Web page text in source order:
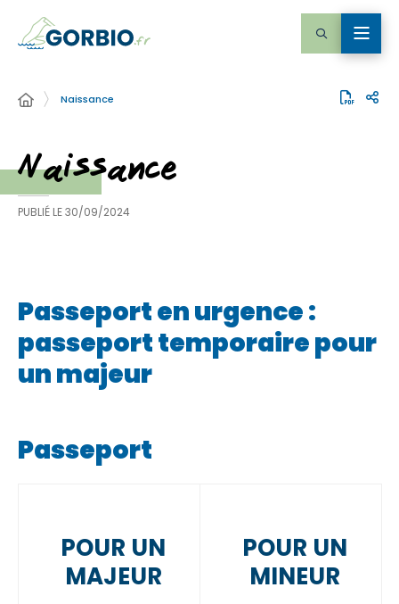
Naissance
Naissance
PUBLIÉ LE30/09/2024
Passeport en urgence :
passeport temporaire pour
un majeur
Passeport
POUR UN
MAJEUR
POUR UN
MINEUR